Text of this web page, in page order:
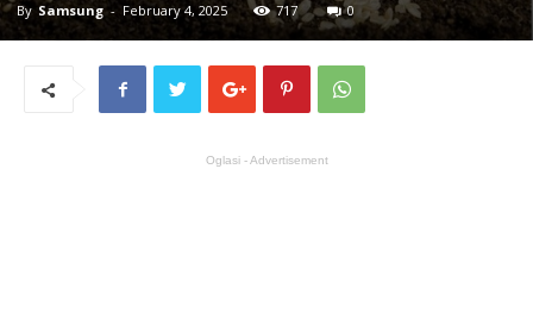
By Samsung - February 4, 2025 717 0
Oglasi - Advertisement